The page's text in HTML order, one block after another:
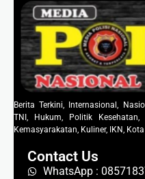
Berita Terkini, Internasional,
TNI, Hukum, Politik Kesehatan,
Kemasyarakatan, Kuliner, IKN,
Contact Us
WhatsApp :